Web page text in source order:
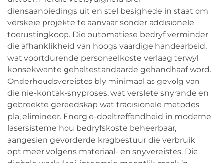
diensaanbiedings uit en stel besighede in staat om
verskeie projekte te aanvaar sonder addisionele
toerustingkoop. Die outomatiese bedryf verminder
die afhanklikheid van hoogs vaardige handearbeid,
wat voortdurende personeelkoste verlaag terwyl
konsekwente gehaltestandaarde gehandhaaf word.
Onderhoudsvereistes bly minimaal as gevolg van
die nie-kontak-snyproses, wat verslete snyrande en
gebreekte gereedskap wat tradisionele metodes
pla, elimineer. Energie-doeltreffendheid in moderne
lasersisteme hou bedryfskoste beheerbaar,
aangesien gevorderde kragbestuur die verbruik
optimeer volgens materiaal- en snyvereistes. Die